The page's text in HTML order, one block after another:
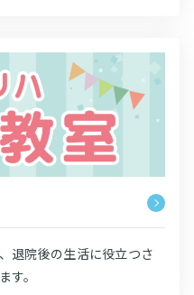
退院後の生活に役立つさ
す。